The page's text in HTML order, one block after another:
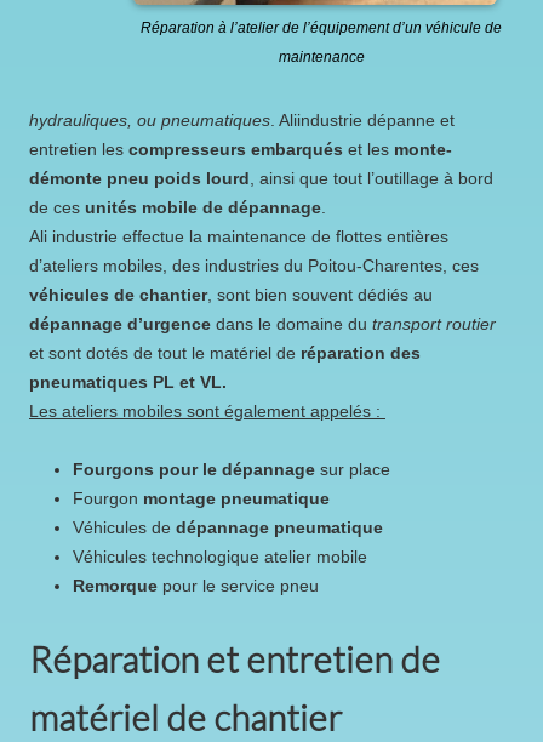
Réparation à l’atelier de l’équipement d’un véhicule de
maintenance
hydrauliques, ou pneumatiques. Aliindustrie dépanne et
entretien les compresseurs embarqués et les monte-
démonte pneu poids lourd, ainsi que tout l’outillage à bord
de ces unités mobile de dépannage.
Ali industrie effectue la maintenance de flottes entières
d’ateliers mobiles, des industries du Poitou-Charentes, ces
véhicules de chantier, sont bien souvent dédiés au
dépannage d’urgence dans le domaine du transport routier
et sont dotés de tout le matériel de réparation des
pneumatiques PL et VL.
Les ateliers mobiles sont également appelés :
fourgons pour le dépannage sur place
fourgon montage pneumatique
véhicules de dépannage pneumatique
véhicules technologique atelier mobile
remorque pour le service pneu
Réparation et entretien de
matériel de chantier